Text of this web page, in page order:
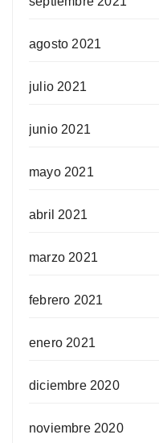
agosto 2021
julio 2021
junio 2021
mayo 2021
abril 2021
marzo 2021
febrero 2021
enero 2021
diciembre 2020
noviembre 2020